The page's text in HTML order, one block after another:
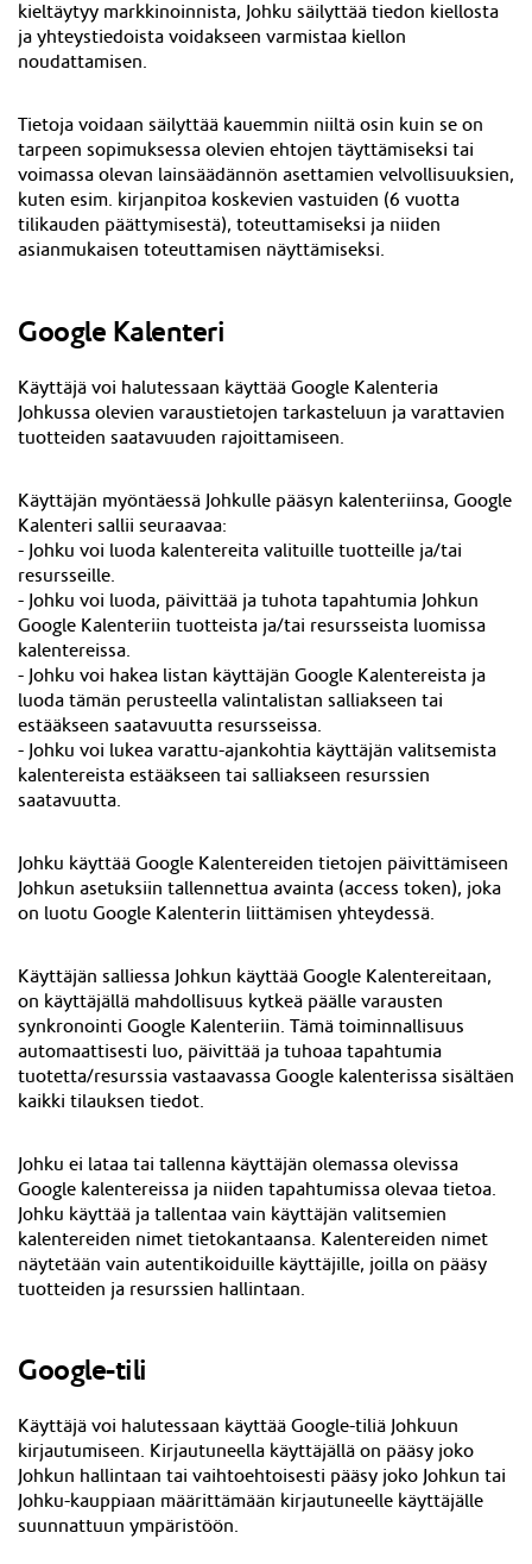
kieltäytyy markkinoinnista, Johku säilyttää tiedon kiellosta
ja yhteystiedoista voidakseen varmistaa kiellon
noudattamisen.
Tietoja voidaan säilyttää kauemmin niiltä osin kuin se on
tarpeen sopimuksessa olevien ehtojen täyttämiseksi tai
voimassa olevan lainsäädännön asettamien velvollisuuksien,
kuten esim. kirjanpitoa koskevien vastuiden (6 vuotta
tilikauden päättymisestä), toteuttamiseksi ja niiden
asianmukaisen toteuttamisen näyttämiseksi.
Google Kalenteri
Käyttäjä voi halutessaan käyttää Google Kalenteria
Johkussa olevien varaustietojen tarkasteluun ja varattavien
tuotteiden saatavuuden rajoittamiseen.
Käyttäjän myöntäessä Johkulle pääsyn kalenteriinsa, Google
Kalenteri sallii seuraavaa:
- Johku voi luoda kalentereita valituille tuotteille ja/tai
resursseille.
- Johku voi luoda, päivittää ja tuhota tapahtumia Johkun
Google Kalenteriin tuotteista ja/tai resursseista luomissa
kalentereissa.
- Johku voi hakea listan käyttäjän Google Kalentereista ja
luoda tämän perusteella valintalistan salliakseen tai
estääkseen saatavuutta resursseissa.
- Johku voi lukea varattu-ajankohtia käyttäjän valitsemista
kalentereista estääkseen tai salliakseen resurssien
saatavuutta.
Johku käyttää Google Kalentereiden tietojen päivittämiseen
Johkun asetuksiin tallennettua avainta (access token), joka
on luotu Google Kalenterin liittämisen yhteydessä.
Käyttäjän salliessa Johkun käyttää Google Kalentereitaan,
on käyttäjällä mahdollisuus kytkeä päälle varausten
synkronointi Google Kalenteriin. Tämä toiminnallisuus
automaattisesti luo, päivittää ja tuhoaa tapahtumia
tuotetta/resurssia vastaavassa Google kalenterissa sisältäen
kaikki tilauksen tiedot.
Johku ei lataa tai tallenna käyttäjän olemassa olevissa
Google kalentereissa ja niiden tapahtumissa olevaa tietoa.
Johku käyttää ja tallentaa vain käyttäjän valitsemien
kalentereiden nimet tietokantaansa. Kalentereiden nimet
näytetään vain autentikoiduille käyttäjille, joilla on pääsy
tuotteiden ja resurssien hallintaan.
Google-tili
Käyttäjä voi halutessaan käyttää Google-tiliä Johkuun
kirjautumiseen. Kirjautuneella käyttäjällä on pääsy joko
Johkun hallintaan tai vaihtoehtoisesti pääsy joko Johkun tai
Johku-kauppiaan määrittämään kirjautuneelle käyttäjälle
suunnattuun ympäristöön.